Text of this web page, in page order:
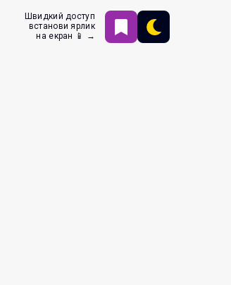
Швидкий доступ
встанови ярлик
на екран 📱 →